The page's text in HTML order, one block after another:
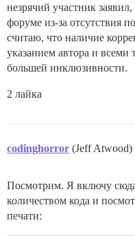
незрячий участник
форуме из-за отсутствия
считаю, что наличие
указанием автора и всеми
большей инклюзивности.
2 лайка
codinghorror (Jeff Atwood)
Посмотрим. Я включу
количеством кода и
печати: